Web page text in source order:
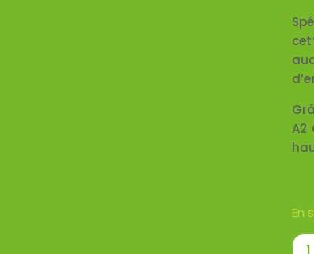
A2
En